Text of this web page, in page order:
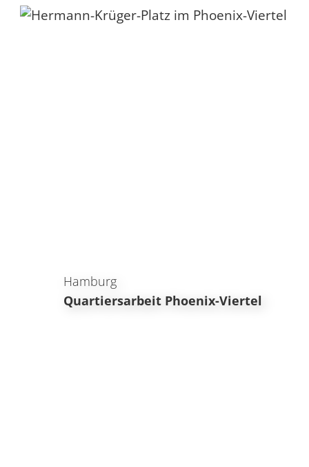
Hamburg
Quartiersarbeit Phoenix-Viertel